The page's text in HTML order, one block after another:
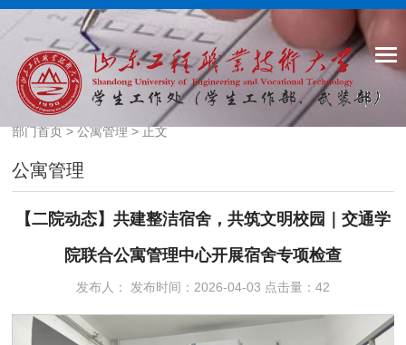
部门首页>公寓管理> 正文
公寓管理
【二院动态】共建整洁宿舍，共筑文明校园｜交通学
院联合公寓管理中心开展宿舍专项检查
发布人： 发布时间：2026-04-03 点击量： 42